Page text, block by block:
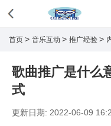
首页 > 音乐互动 > 推广经验 >
歌曲推广是什么
式
更新日期: 2022-06-09